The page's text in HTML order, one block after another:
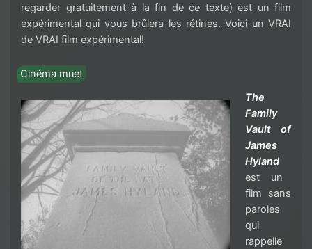
regarder gratuitement à la fin de ce texte) est un film
expérimental qui vous brûlera les rétines. Voici un VRAI
de VRAI film expérimental!
Cinéma muet
The
Family
Vault of
James
Hyland
est un
film sans
paroles
qui
rappelle